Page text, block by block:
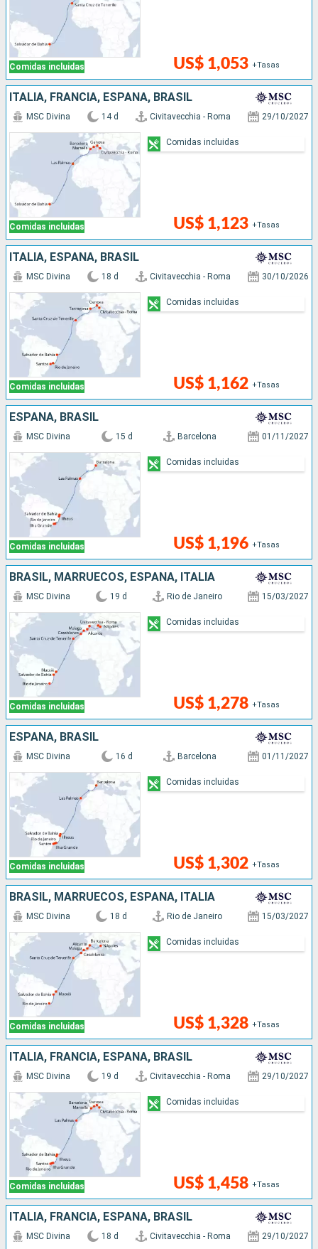
Comidas incluidas US$ 1,053 +Tasas
ITALIA, FRANCIA, ESPAÑA, BRASIL
Comidas incluidas
MSC Divina 14 d Civitavecchia - Roma 29/10/2027
US$ 1,123 +Tasas
Comidas incluidas
ITALIA, ESPAÑA, BRASIL
Comidas incluidas
MSC Divina 18 d Civitavecchia - Roma 30/10/2026
US$ 1,162 +Tasas
Comidas incluidas
ESPAÑA, BRASIL
Comidas incluidas
MSC Divina 15 d Barcelona 01/11/2027
US$ 1,196 +Tasas
Comidas incluidas
BRASIL, MARRUECOS, ESPAÑA, ITALIA
Comidas incluidas
MSC Divina 19 d Rio de Janeiro 15/03/2027
US$ 1,278 +Tasas
Comidas incluidas
ESPAÑA, BRASIL
Comidas incluidas
MSC Divina 16 d Barcelona 01/11/2027
US$ 1,302 +Tasas
Comidas incluidas
BRASIL, MARRUECOS, ESPAÑA, ITALIA
Comidas incluidas
MSC Divina 18 d Rio de Janeiro 15/03/2027
US$ 1,328 +Tasas
Comidas incluidas
ITALIA, FRANCIA, ESPAÑA, BRASIL
Comidas incluidas
MSC Divina 19 d Civitavecchia - Roma 29/10/2027
US$ 1,458 +Tasas
Comidas incluidas
ITALIA, FRANCIA, ESPAÑA, BRASIL
MSC Divina 18 d Civitavecchia - Roma 29/10/2027